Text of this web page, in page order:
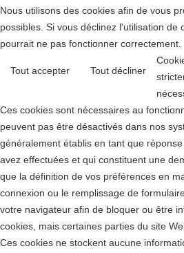
Nous utilisons des cookies afin de vous
possibles. Si vous déclinez l'utilisation de
pourrait ne pas fonctionner correctement.
Tout accepter Tout décliner
Ces cookies sont nécessaires au
peuvent pas être désactivés dans nos
généralement établis en tant que
avez effectuées et qui constituent une
que la définition de vos préférences en
connexion ou le remplissage de
votre navigateur afin de bloquer ou être
cookies, mais certaines parties du site
Ces cookies ne stockent aucune